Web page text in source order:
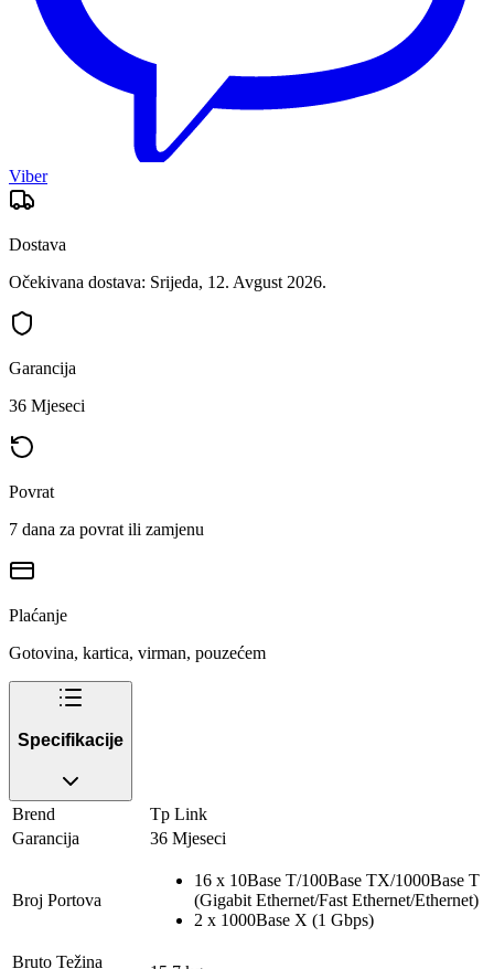
Viber
Dostava
Očekivana dostava: Srijeda, 12. Avgust 2026.
Garancija
36 Mjeseci
Povrat
7 dana za povrat ili zamjenu
Plaćanje
Gotovina, kartica, virman, pouzećem
Specifikacije
Brend
Tp Link
Garancija
36 Mjeseci
Broj Portova
16 x 10Base T/100Base TX/1000Base T
(Gigabit Ethernet/Fast Ethernet/Ethernet)
2 x 1000Base X (1 Gbps)
Bruto Težina